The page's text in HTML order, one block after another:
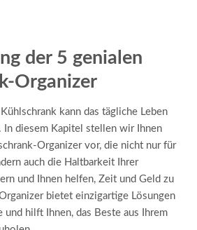
der 5 genialen
Organizer
kann das tägliche Leben
In diesem Kapitel stellen wir Ihnen
Organizer vor, die nicht nur für
auch die Haltbarkeit Ihrer
und Ihnen helfen, Zeit und Geld zu
bietet einzigartige Lösungen
und hilft Ihnen, das Beste aus Ihrem